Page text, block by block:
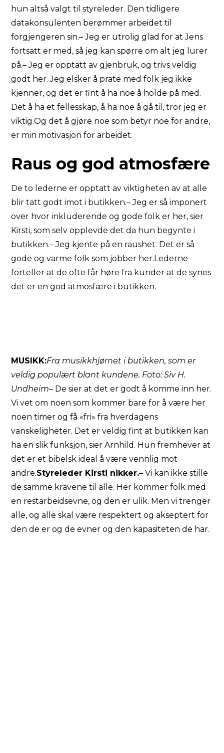
hun altså valgt til styreleder. Den tidligere
datakonsulenten berømmer arbeidet til
forgjengeren sin.– Jeg er utrolig glad for at Jens
fortsatt er med, så jeg kan spørre om alt jeg lurer
på.– Jeg er opptatt av gjenbruk, og trivs veldig
godt her. Jeg elsker å prate med folk jeg ikke
kjenner, og det er fint å ha noe å holde på med.
Det å ha et fellesskap, å ha noe å gå til, tror jeg er
viktig.Og det å gjøre noe som betyr noe for andre,
er min motivasjon for arbeidet.
Raus og god atmosfære
De to lederne er opptatt av viktigheten av at alle
blir tatt godt imot i butikken.– Jeg er så imponert
over hvor inkluderende og gode folk er her, sier
Kirsti, som selv opplevde det da hun begynte i
butikken.– Jeg kjente på en raushet. Det er så
gode og varme folk som jobber her.Lederne
forteller at de ofte får høre fra kunder at de synes
det er en god atmosfære i butikken.
MUSIKK:Fra musikkhjørnet i butikken, som er
veldig populært blant kundene. Foto: Siv H.
Undheim– De sier at det er godt å komme inn her.
Vi vet om noen som kommer bare for å være her
noen timer og få «fri» fra hverdagens
vanskeligheter. Det er veldig fint at butikken kan
ha en slik funksjon, sier Arnhild. Hun fremhever at
det er et bibelsk ideal å være vennlig mot
andre.Styreleder Kirsti nikker.– Vi kan ikke stille
de samme kravene til alle. Her kommer folk med
en restarbeidsevne, og den er ulik. Men vi trenger
alle, og alle skal være respektert og akseptert for
den de er og de evner og den kapasiteten de har.